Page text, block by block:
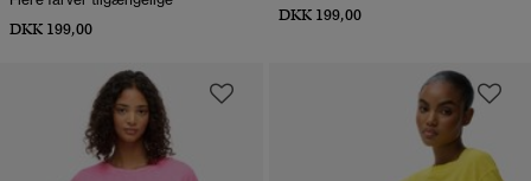
DKK 199,00
DKK 199,00